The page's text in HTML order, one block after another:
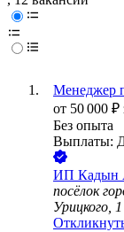
Менеджер
от 50 000 ₽
Без опыта
Выплаты:
ИП Кадын
посёлок
Урицкого, 1